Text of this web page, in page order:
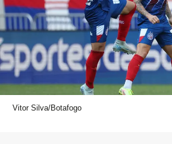
Vitor Silva/Botafogo